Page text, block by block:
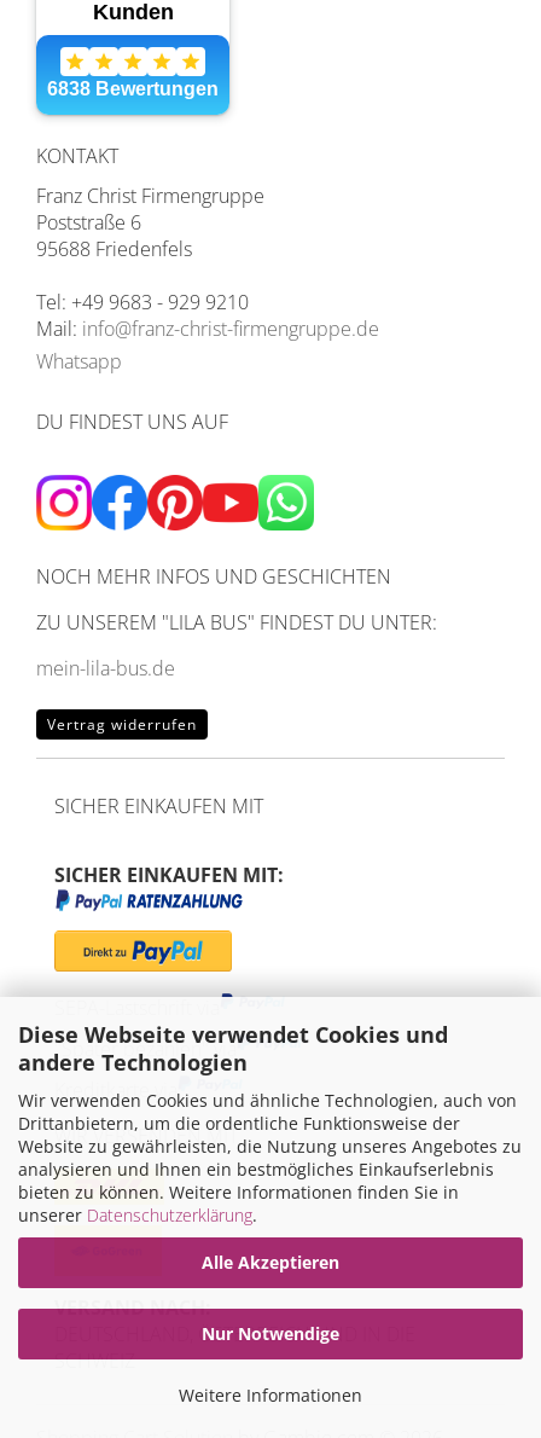
Diese Webseite verwendet Cookies und
andere Technologien
Wir verwenden Cookies und ähnliche Technologien, auch von
Drittanbietern, um die ordentliche Funktionsweise der
Website zu gewährleisten, die Nutzung unseres Angebotes zu
analysieren und Ihnen ein bestmögliches Einkaufserlebnis
bieten zu können. Weitere Informationen finden Sie in
unserer Datenschutzerklärung.
Alle Akzeptieren
Nur Notwendige
Weitere Informationen
KONTAKT
Franz Christ Firmengruppe
Poststraße 6
95688 Friedenfels
Tel: +49 9683 - 929 9210
Mail: info@franz-christ-firmengruppe.de
Whatsapp
DU FINDEST UNS AUF
NOCH MEHR INFOS UND GESCHICHTEN
ZU UNSEREM "LILA BUS" FINDEST DU UNTER:
mein-lila-bus.de
Vertrag widerrufen
SICHER EINKAUFEN MIT
SICHER EINKAUFEN MIT:
"Später bezahlen" via
Kreditkarte via
WIR VERSENDEN MIT
VERSAND NACH:
DEUTSCHLAND, ÖSTERREICH UND IN DIE
SCHWEIZ